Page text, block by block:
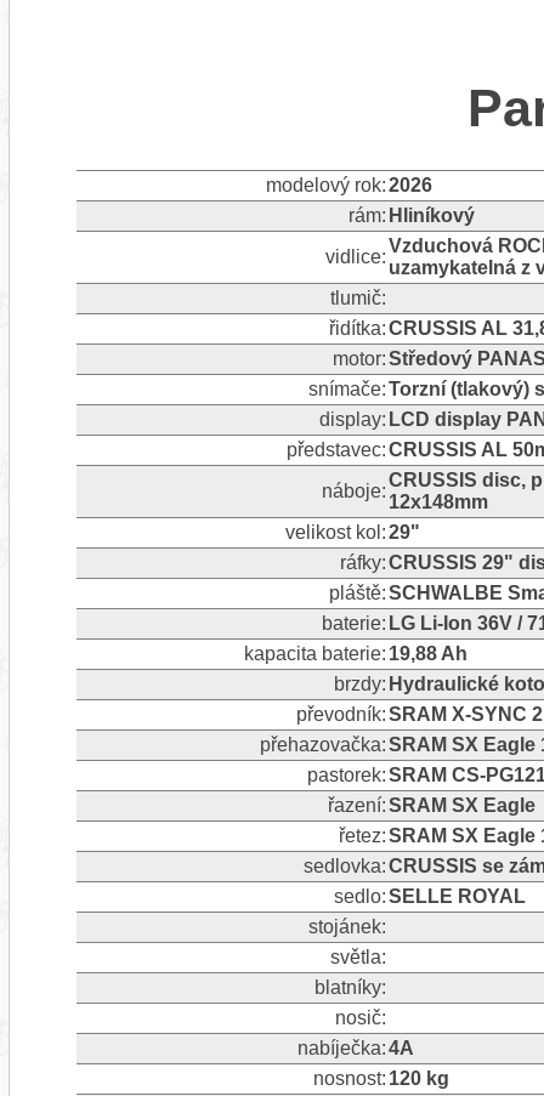
modelový rok:2026
rám: Hliníkový
vidlice:
Vzduchová
uzamykatelná z
tlumič:
řidítka:CRUSSIS AL
motor:Středový
snímače:Torzní (tlakový)
display: LCD display
představec:CRUSSIS AL
náboje:
CRUSSIS disc,
12x148mm
velikost kol:29"
ráfky:CRUSSIS 29"
pláště:SCHWALBE
baterie: LG Li-Ion 36V /
kapacita baterie: 19,88 Ah
brzdy: Hydraulické
převodník:SRAM X-SYNC
přehazovačka:SRAM SX Eagle
pastorek:SRAM CS-
řazení:SRAM SX Eagle
řetez:SRAM SX Eagle
sedlovka:CRUSSIS se
sedlo:SELLE ROYAL
stojánek:
světla:
blatníky:
nosič:
nabíječka:4A
nosnost: 120 kg